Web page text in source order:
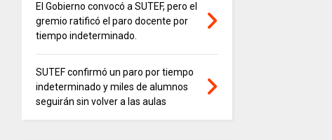
El Gobierno convocó a SUTEF, pero el
gremio ratificó el paro docente por
tiempo indeterminado.
SUTEF confirmó un paro por tiempo
indeterminado y miles de alumnos
seguirán sin volver a las aulas